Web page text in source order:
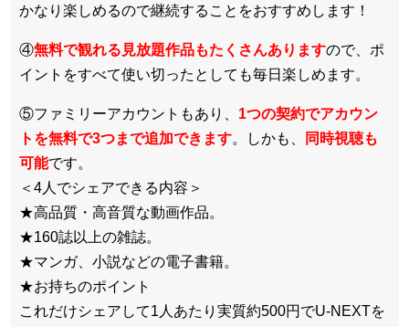
かなり楽しめるので継続することをおすすめします！
④無料で観れる見放題作品もたくさんありますので、ポ
イントをすべて使い切ったとしても毎日楽しめます。
⑤ファミリーアカウントもあり、 1つの契約でアカウン
トを無料で3つまで追加できます。しかも、
同時視聴も
可能です。
＜4人でシェアできる内容＞
★高品質・高音質な動画作品。
★160誌以上の雑誌。
★マンガ、小説などの電子書籍。
★お持ちのポイント
これだけシェアして1人あたり実質約500円でU-NEXTを